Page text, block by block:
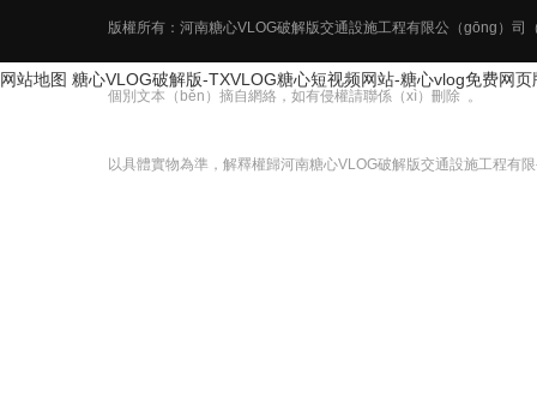
版權所有：河南糖心VLOG破解版交通設施工程有限公（gōng）
個別文本（běn）摘自網絡，如有侵權請聯係（xì）刪除
以具體實物為準，解釋權歸河南糖心VLOG破解版交通設施工程有
网站地图 糖心VLOG破解版-TXVLOG糖心短视频网站-糖心vlog免费网